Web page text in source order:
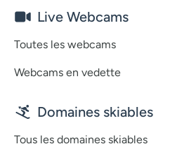
Live Webcams
Toutes les webcams
Webcams en vedette
Domaines skiables
Tous les domaines skiables